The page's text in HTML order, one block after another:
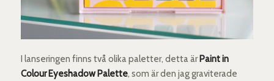
I lanseringen finns två olika paletter, detta ärPaint in
Colour Eyeshadow Palette, som är den jag graviterade